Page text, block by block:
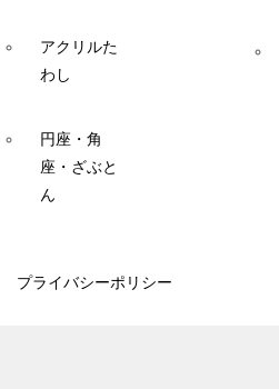
アクリルた
わし
円座・角
座・ざぶと
ん
プライバシーポリシー